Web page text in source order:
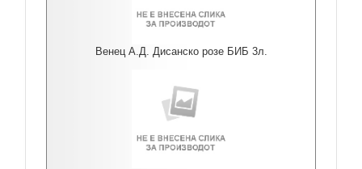
Венец А.Д. Дисанско розе БИБ 3л.